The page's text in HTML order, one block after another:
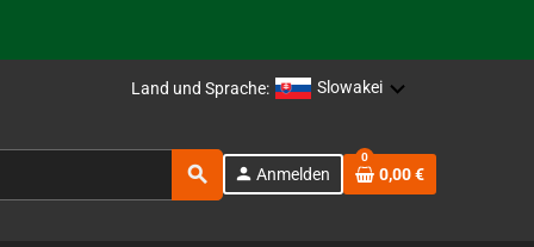
Land und Sprache: Slowakei
search person Anmelden
0
0,00 €